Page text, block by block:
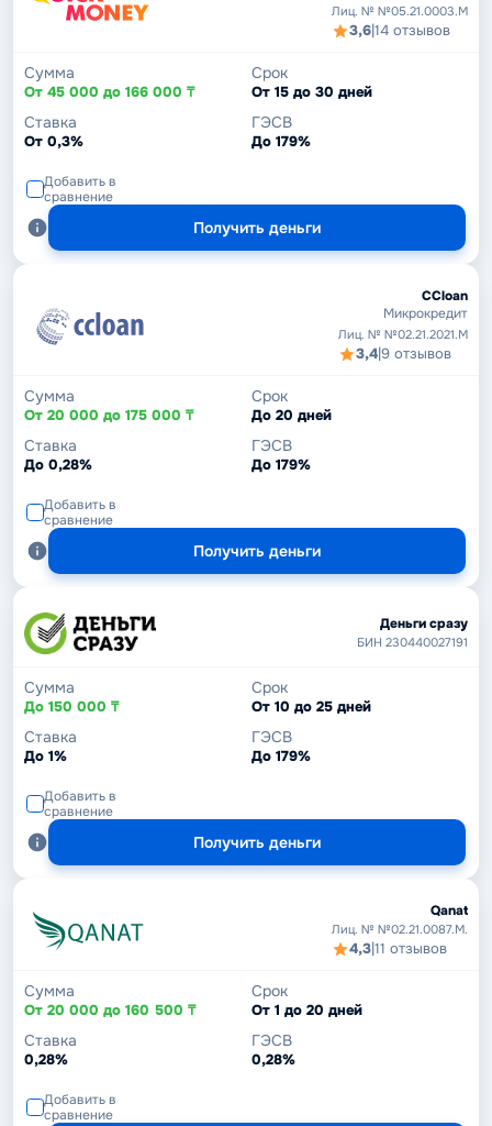
Лиц. № №05.21.0003.М
3,6|14 отзывов
Сумма
От 45 000 до 166 000 ₸
Срок
От 15 до 30 дней
Ставка
От 0,3%
ГЭСВ
До 179%
Добавить в
сравнение
Получить деньги
CCloan
Микрокредит
Лиц. № №02.21.2021.М
3,4|9 отзывов
Сумма
От 20 000 до 175 000 ₸
Срок
До 20 дней
Ставка
До 0,28%
ГЭСВ
До 179%
Добавить в
сравнение
Получить деньги
Деньги сразу
БИН 230440027191
Сумма
До 150 000 ₸
Срок
От 10 до 25 дней
Ставка
До 1%
ГЭСВ
До 179%
Добавить в
сравнение
Получить деньги
Qanat
Лиц. № №02.21.0087.М.
4,3|11 отзывов
Сумма
От 20 000 до 160 500 ₸
Срок
От 1 до 20 дней
Ставка
0,28%
ГЭСВ
0,28%
Добавить в
сравнение